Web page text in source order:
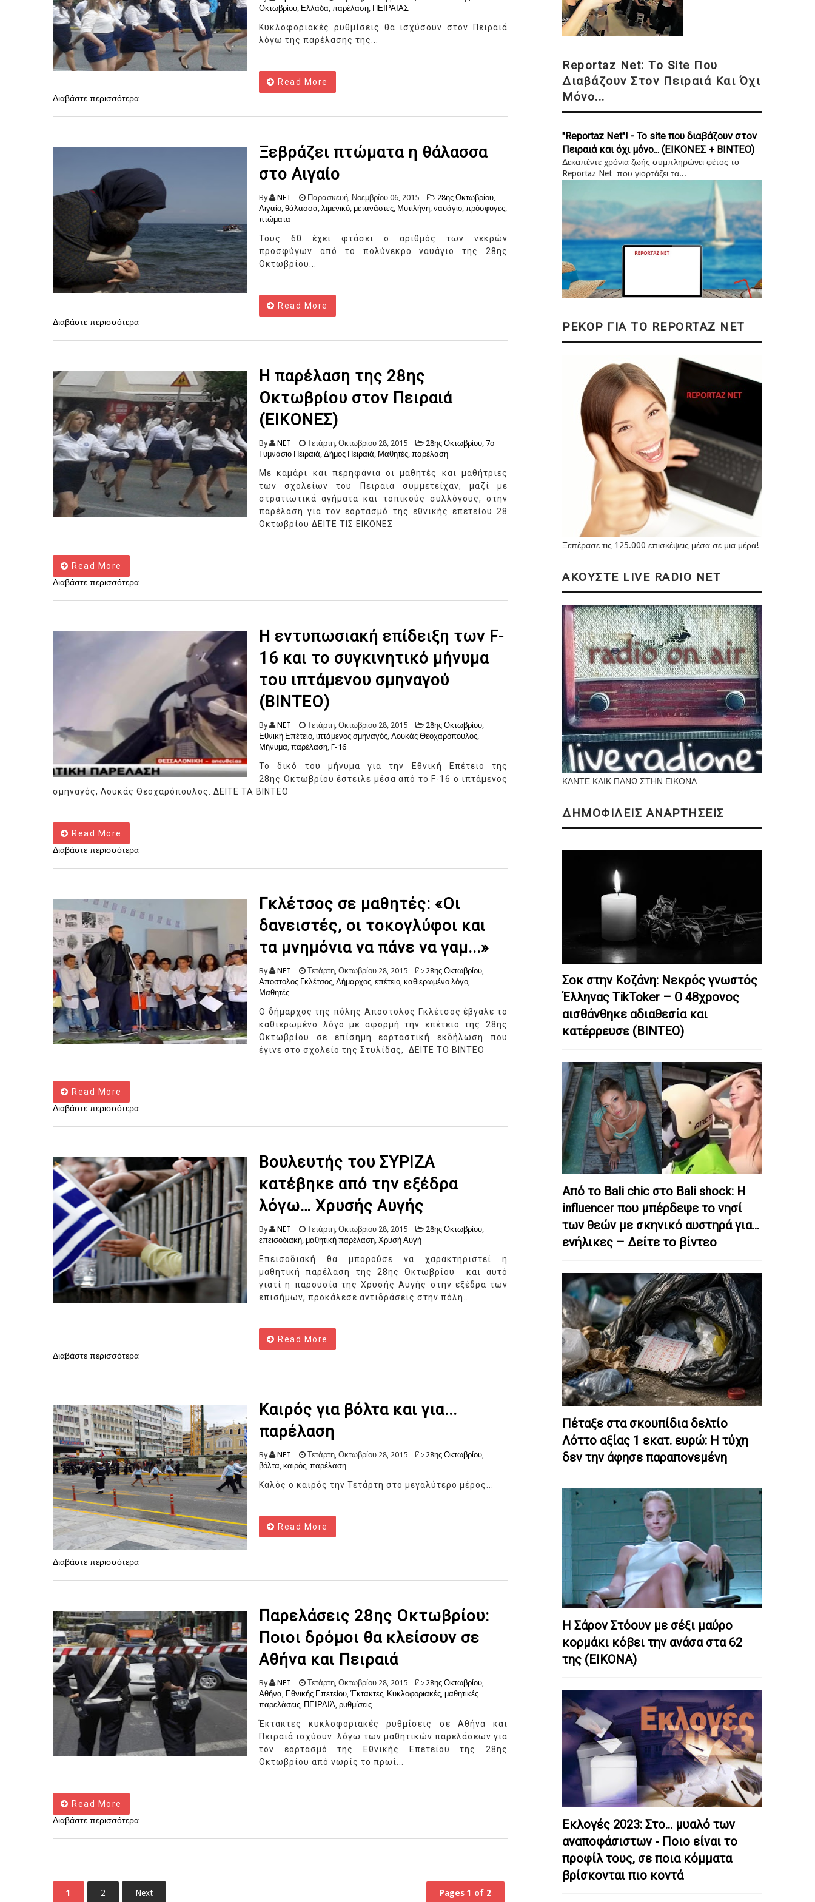
Οκτωβρίου, Ελλάδα, παρέλαση, ΠΕΙΡΑΙΑΣ
Κυκλοφοριακές ρυθμίσεις θα ισχύσουν στον Πειραιά
λόγω της παρέλασης της...
Read More
Διαβάστε περισσότερα
Ξεβράζει πτώματα η θάλασσα
στο Αιγαίο
By NET Παρασκευή, Νοεμβρίου 06, 2015 28ης Οκτωβρίου,
Αιγαίο, θάλασσα, λιμενικό, μετανάστες, Μυτιλήνη, ναυάγιο, πρόσφυγες,
πτώματα
Τους 60 έχει φτάσει ο αριθμός των νεκρών
προσφύγων από το πολύνεκρο ναυάγιο της 28ης
Οκτωβρίου...
Read More
Διαβάστε περισσότερα
Η παρέλαση της 28ης
Οκτωβρίου στον Πειραιά
(ΕΙΚΟΝΕΣ)
By NET Τετάρτη, Οκτωβρίου 28, 2015 28ης Οκτωβρίου, 7ο
Γυμνάσιο Πειραιά, Δήμος Πειραιά, Μαθητές, παρέλαση
Με καμάρι και περηφάνια οι μαθητές και μαθήτριες
των σχολείων του Πειραιά συμμετείχαν, μαζί με
στρατιωτικά αγήματα και τοπικούς συλλόγους, στην
παρέλαση για τον εορτασμό της εθνικής επετείου 28
Οκτωβρίου ΔΕΙΤΕ ΤΙΣ ΕΙΚΟΝΕΣ
Read More
Διαβάστε περισσότερα
Η εντυπωσιακή επίδειξη των F-
16 και το συγκινητικό μήνυμα
του ιπτάμενου σμηναγού
(ΒΙΝΤΕΟ)
By NET Τετάρτη, Οκτωβρίου 28, 2015 28ης Οκτωβρίου,
Εθνική Επέτειο, ιπτάμενος σμηναγός, Λουκάς Θεοχαρόπουλος,
Μήνυμα, παρέλαση, F-16
Το δικό του μήνυμα για την Εθνική Επέτειο της
28ης Οκτωβρίου έστειλε μέσα από το F-16 ο ιπτάμενος
σμηναγός, Λουκάς Θεοχαρόπουλος. ΔΕΙΤΕ ΤΑ ΒΙΝΤΕΟ
Read More
Διαβάστε περισσότερα
Γκλέτσος σε μαθητές: «Οι
δανειστές, οι τοκογλύφοι και
τα μνημόνια να πάνε να γαμ...»
By NET Τετάρτη, Οκτωβρίου 28, 2015 28ης Οκτωβρίου,
Αποστολος Γκλέτσος, Δήμαρχος, επέτειο, καθιερωμένο λόγο,
Μαθητές
Ο δήμαρχος της πόλης Αποστολος Γκλέτσος έβγαλε το
καθιερωμένο λόγο με αφορμή την επέτειο της 28ης
Οκτωβρίου σε επίσημη εορταστική εκδήλωση που
έγινε στο σχολείο της Στυλίδας, ΔΕΙΤΕ ΤΟ ΒΙΝΤΕΟ
Read More
Διαβάστε περισσότερα
Βουλευτής του ΣΥΡΙΖΑ
κατέβηκε από την εξέδρα
λόγω… Χρυσής Αυγής
By NET Τετάρτη, Οκτωβρίου 28, 2015 28ης Οκτωβρίου,
επεισοδιακή, μαθητική παρέλαση, Χρυσή Αυγή
Επεισοδιακή θα μπορούσε να χαρακτηριστεί η
μαθητική παρέλαση της 28ης Οκτωβρίου και αυτό
γιατί η παρουσία της Χρυσής Αυγής στην εξέδρα των
επισήμων, προκάλεσε αντιδράσεις στην πόλη...
Read More
Διαβάστε περισσότερα
Καιρός για βόλτα και για...
παρέλαση
By NET Τετάρτη, Οκτωβρίου 28, 2015 28ης Οκτωβρίου,
βόλτα, καιρός, παρέλαση
Καλός ο καιρός την Τετάρτη στο μεγαλύτερο μέρος...
Read More
Διαβάστε περισσότερα
Παρελάσεις 28ης Οκτωβρίου:
Ποιοι δρόμοι θα κλείσουν σε
Αθήνα και Πειραιά
By NET Τετάρτη, Οκτωβρίου 28, 2015 28ης Οκτωβρίου,
Αθήνα, Εθνικής Επετείου, Έκτακτες, Κυκλοφοριακές, μαθητικές
παρελάσεις, ΠΕΙΡΑΙΆ, ρυθμίσεις
Έκτακτες κυκλοφοριακές ρυθμίσεις σε Αθήνα και
Πειραιά ισχύουν λόγω των μαθητικών παρελάσεων για
τον εορτασμό της Εθνικής Επετείου της 28ης
Οκτωβρίου από νωρίς το πρωί...
Read More
Διαβάστε περισσότερα
Pages 1 of 2
1 2 Next
Reportaz Net: Το Site Που
Διαβάζουν Στον Πειραιά Και Όχι
Μόνο...
"Reportaz Net"! - Το site που διαβάζουν στον
Πειραιά και όχι μόνο... (ΕΙΚΟΝΕΣ + ΒΙΝΤΕΟ)
Δεκαπέντε χρόνια ζωής συμπληρώνει φέτος το
Reportaz Net που γιορτάζει τα...
ΡΕΚΟΡ ΓΙΑ ΤΟ REPORTAZ NET
Ξεπέρασε τις 125.000 επισκέψεις μέσα σε μια μέρα!
ΑΚΟΥΣΤΕ LIVE RADIO NET
ΚΑΝΤΕ ΚΛΙΚ ΠΑΝΩ ΣΤΗΝ ΕΙΚΟΝΑ
ΔΗΜΟΦΙΛΕΙΣ ΑΝΑΡΤΗΣΕΙΣ
Σοκ στην Κοζάνη: Nεκρός γνωστός
Έλληνας TikToker – Ο 48χρονος
αισθάνθηκε αδιαθεσία και
κατέρρευσε (ΒΙΝΤΕΟ)
Από το Bali chic στο Bali shock: Η
influencer που μπέρδεψε το νησί
των θεών με σκηνικό αυστηρά για…
ενήλικες – Δείτε το βίντεο
Πέταξε στα σκουπίδια δελτίο
Λόττο αξίας 1 εκατ. ευρώ: Η τύχη
δεν την άφησε παραπονεμένη
Η Σάρον Στόουν με σέξι μαύρο
κορμάκι κόβει την ανάσα στα 62
της (ΕΙΚΟΝΑ)
Εκλογές 2023: Στο… μυαλό των
αναποφάσιστων - Ποιο είναι το
προφίλ τους, σε ποια κόμματα
βρίσκονται πιο κοντά